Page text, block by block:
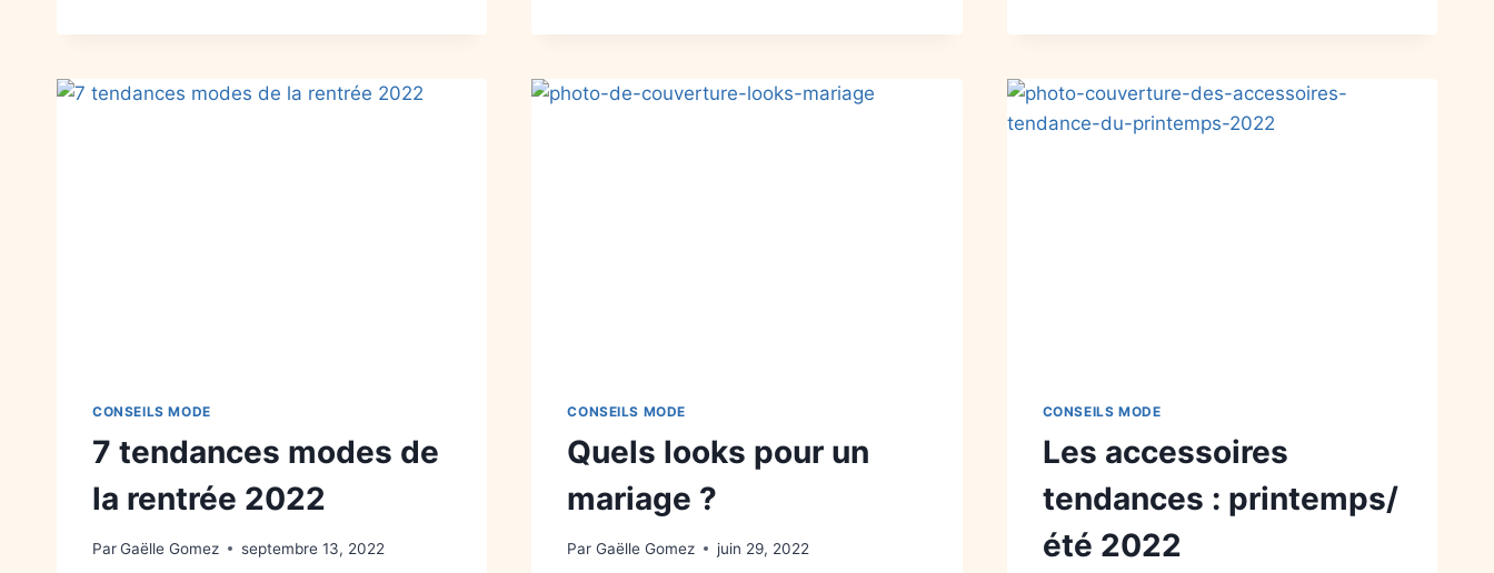
CONSEILS MODE
7 tendances modes de
la rentrée 2022
ParGaëlle Gomez septembre 13, 2022
CONSEILS MODE
Quels looks pour un
mariage ?
Par Gaëlle Gomez juin 29, 2022
CONSEILS MODE
Les accessoires
tendances : printemps/
été 2022